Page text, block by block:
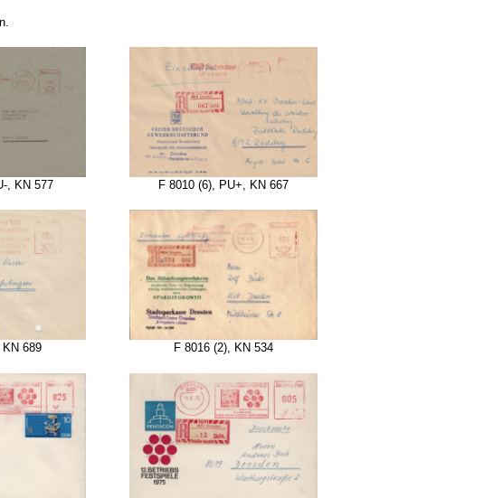
, KN 577 F 8010 (6), PU+, KN 667
KN 689 F 8016 (2), KN 534